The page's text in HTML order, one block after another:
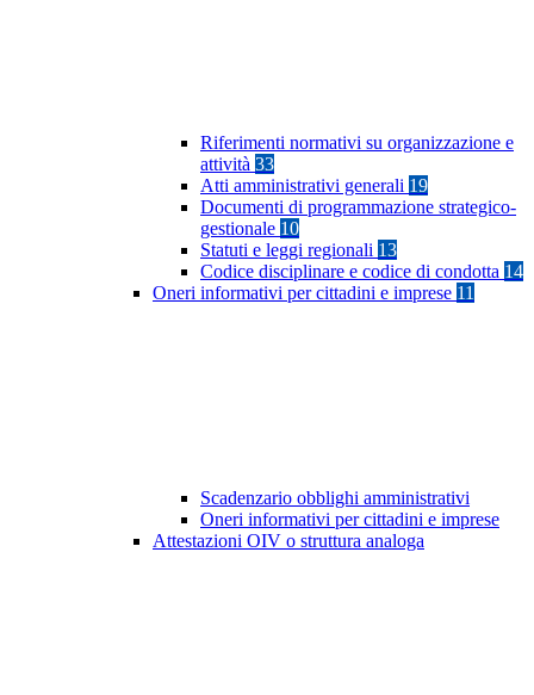
Riferimenti normativi su organizzazione e
attività 33
Atti amministrativi generali 19
Documenti di programmazione strategico-
gestionale 10
Statuti e leggi regionali 13
Codice disciplinare e codice di condotta 14
Oneri informativi per cittadini e imprese 11
Scadenzario obblighi amministrativi
Oneri informativi per cittadini e imprese
Attestazioni OIV o struttura analoga